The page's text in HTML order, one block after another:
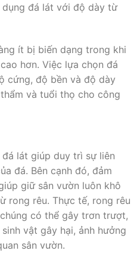
đá lát với độ dày từ
ít bị biến dạng trong khi
hơn. Việc lựa chọn đá
cứng, độ bền và độ dày
và tuổi thọ cho công
lát giúp duy trì sự liên
đá. Bên cạnh đó, đảm
giữ sân vườn luôn khô
rong rêu. Thực tế, rong rêu
có thể gây trơn trượt,
vật gây hại, ảnh hưởng
sân vườn.